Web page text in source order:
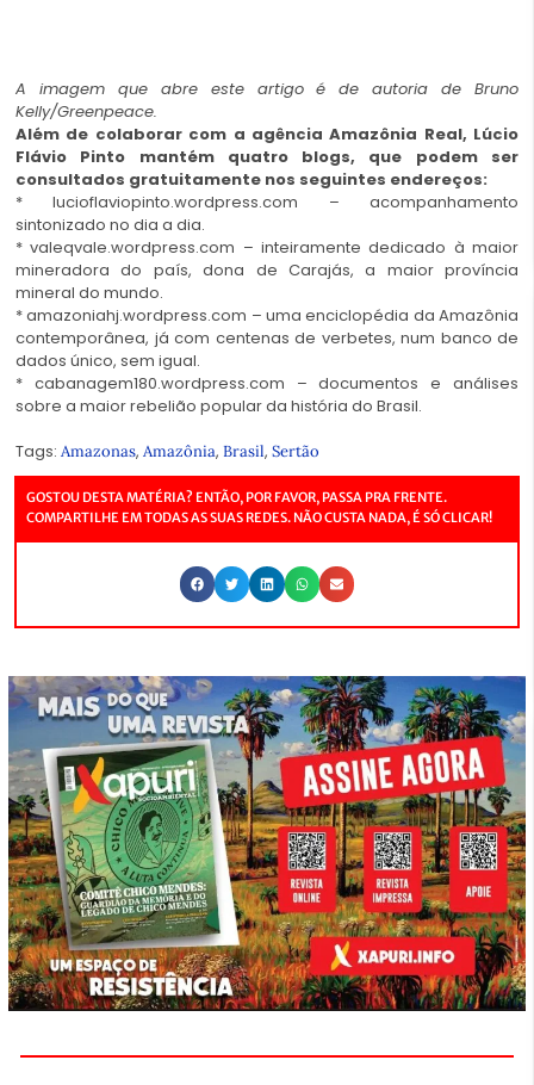
A imagem que abre este artigo é de autoria de Bruno
Kelly/Greenpeace.
Além de colaborar com a agência Amazônia Real, Lúcio
Flávio Pinto mantém quatro blogs, que podem ser
consultados gratuitamente nos seguintes endereços:
* lucioflaviopinto.wordpress.com – acompanhamento
sintonizado no dia a dia.
* valeqvale.wordpress.com – inteiramente dedicado à maior
mineradora do país, dona de Carajás, a maior província
mineral do mundo.
* amazoniahj.wordpress.com – uma enciclopédia da Amazônia
contemporânea, já com centenas de verbetes, num banco de
dados único, sem igual.
* cabanagem180.wordpress.com – documentos e análises
sobre a maior rebelião popular da história do Brasil.
Tags: Amazonas, Amazônia, Brasil, Sertão
GOSTOU DESTA MATÉRIA? ENTÃO, POR FAVOR, PASSA PRA FRENTE.
COMPARTILHE EM TODAS AS SUAS REDES. NÃO CUSTA NADA, É SÓ CLICAR!